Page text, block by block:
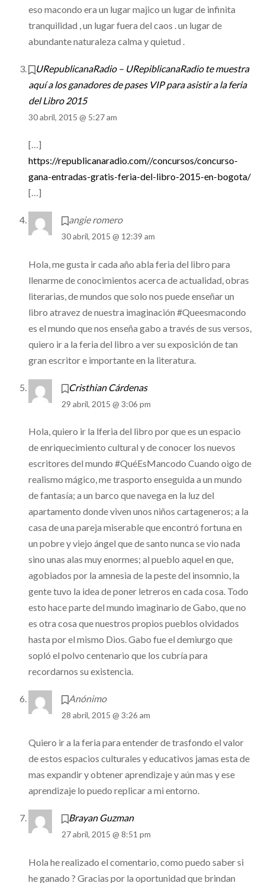
eso macondo era un lugar majico un lugar de infinita
tranquilidad , un lugar fuera del caos . un lugar de
abundante naturaleza calma y quietud .
URepublicanaRadio – URepiblicanaRadio te muestra
aquí a los ganadores de pases VIP para asistir a la feria
del Libro 2015
30 abril, 2015 @ 5:27 am
[…]
https://republicanaradio.com//concursos/concurso-
gana-entradas-gratis-feria-del-libro-2015-en-bogota/
[…]
angie romero
30 abril, 2015 @ 12:39 am
Hola, me gusta ir cada año abla feria del libro para
llenarme de conocimientos acerca de actualidad, obras
literarias, de mundos que solo nos puede enseñar un
libro atravez de nuestra imaginación #Queesmacondo
es el mundo que nos enseña gabo a través de sus versos,
quiero ir a la feria del libro a ver su exposición de tan
gran escritor e importante en la literatura.
Cristhian Cárdenas
29 abril, 2015 @ 3:06 pm
Hola, quiero ir la lferia del libro por que es un espacio
de enriquecimiento cultural y de conocer los nuevos
escritores del mundo #QuéEsMancodo Cuando oigo de
realismo mágico, me trasporto enseguida a un mundo
de fantasía; a un barco que navega en la luz del
apartamento donde viven unos niños cartageneros; a la
casa de una pareja miserable que encontró fortuna en
un pobre y viejo ángel que de santo nunca se vio nada
sino unas alas muy enormes; al pueblo aquel en que,
agobiados por la amnesia de la peste del insomnio, la
gente tuvo la idea de poner letreros en cada cosa. Todo
esto hace parte del mundo imaginario de Gabo, que no
es otra cosa que nuestros propios pueblos olvidados
hasta por el mismo Dios. Gabo fue el demiurgo que
sopló el polvo centenario que los cubría para
recordarnos su existencia.
Anónimo
28 abril, 2015 @ 3:26 am
Quiero ir a la feria para entender de trasfondo el valor
de estos espacios culturales y educativos jamas esta de
mas expandir y obtener aprendizaje y aún mas y ese
aprendizaje lo puedo replicar a mi entorno.
Brayan Guzman
27 abril, 2015 @ 8:51 pm
Hola he realizado el comentario, como puedo saber si
he ganado ? Gracias por la oportunidad que brindan